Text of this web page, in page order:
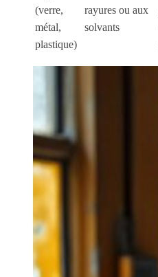
(verre,
métal,
plastique)
rayures ou aux
solvants